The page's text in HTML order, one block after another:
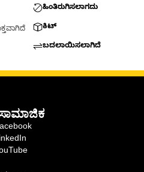
ಹಿಂತಿರುಗಿಸಲಾಗದು
ಕಿಟ್
ಬದಲಾಯಿಸಲಾಗಿದೆ
ಸಾಮಾಜಿಕ